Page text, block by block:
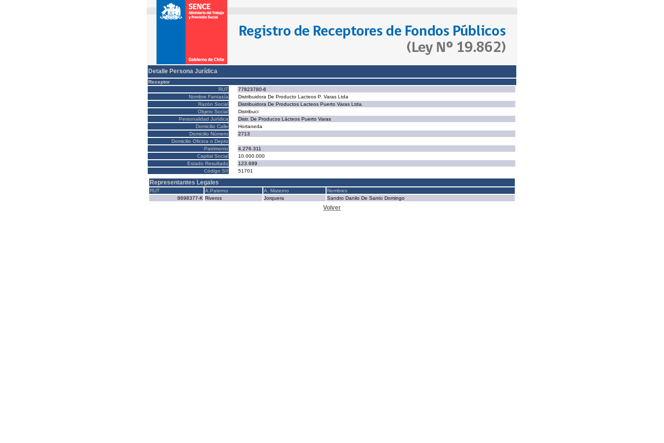
Detalle Persona Jurídica
Receptor
RUT
77823780-6
Nombre Fantasía
Distribuidora De Producto Lacteos P. Varas Ltda
Razón Social
Distribuidora De Productos Lacteos Puerto Varas Ltda.
Objeto Social
Distribuci
Personalidad Jurídica
Distr. De Producos Lácteos Puerto Varas
Domicilio Calle
Hortaneda
Domicilio Número
2713
Domicilio Oficina o Depto
Patrimonio
4.276.311
Capital Social
10.000.000
Estado Resultado
123.689
Código SII
51701
Representantes Legales
RUT A.Paterno A. Materno
Nombres
8698377-K Riveros Jorquera Sandro Danilo De Santo Domingo
Volver